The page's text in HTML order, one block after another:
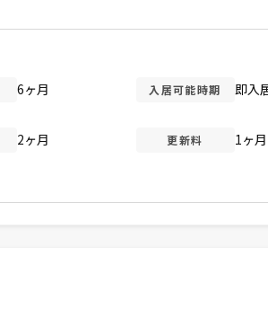
6ヶ月 入居可能時期 即入
2ヶ月 更新料 1ヶ月